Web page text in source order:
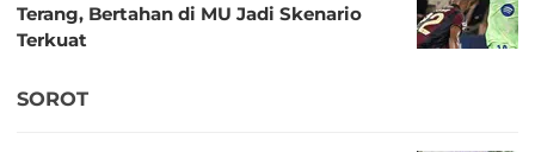
Terang, Bertahan di MU Jadi Skenario
Terkuat
SOROT